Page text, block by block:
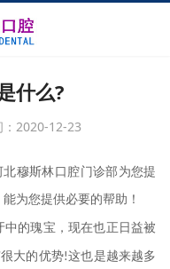
什么?
：2020-12-23
穆斯林口腔门诊部为您提
能为您提供必要的帮助！
中的瑰宝，现在也正日益被
大的优势!这也是越来越多